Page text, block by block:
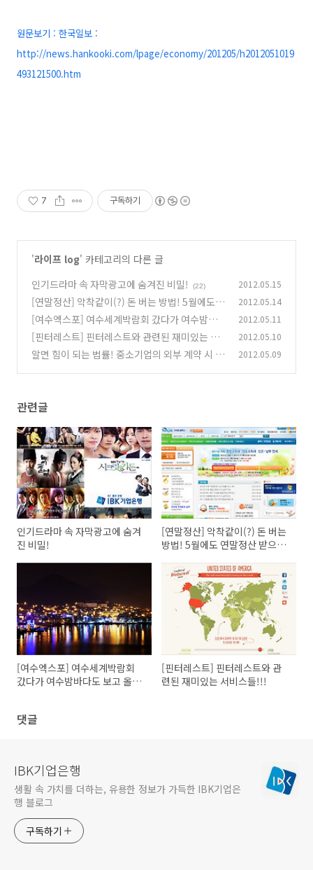
원문보기 : 한국일보 :
http://news.hankooki.com/lpage/economy/201205/h2012051019
493121500.htm
7 구독하기
'라이프 log' 카테고리의 다른 글
인기드라마 속 자막광고에 숨겨진 비밀!
(22) 2012.05.15
[연말정산] 악착같이(?) 돈 버는 방법! 5월에도 연
말정산 받으세요.
(13)
2012.05.14
[여수엑스포] 여수세계박람회 갔다가 여수밤바
다도 보고 올까?
(23)
2012.05.11
[핀터레스트] 핀터레스트와 관련된 재미있는 서
비스들!!!
(14)
2012.05.10
알면 힘이 되는 법률! 중소기업의 외부 계약 시 주
2012.05.09
관련글
인기드라마 속 자막광고에 숨겨
진 비밀!
[연말정산] 악착같이(?) 돈 버는
방법! 5월에도 연말정산 받으세
[여수엑스포] 여수세계박람회
갔다가 여수밤바다도 보고 올
[핀터레스트] 핀터레스트와 관
련된 재미있는 서비스들!!!
댓글
IBK기업은행
생활 속 가치를 더하는, 유용한 정보가 가득한 IBK기업은
행 블로그
구독하기